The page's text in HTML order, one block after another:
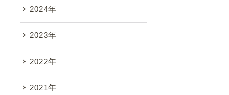
2024年
2023年
2022年
2021年